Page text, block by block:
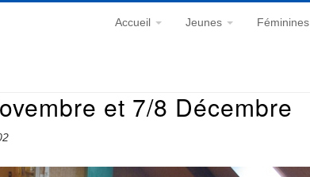
Accueil Jeunes Féminines
et 7/8 Décembre